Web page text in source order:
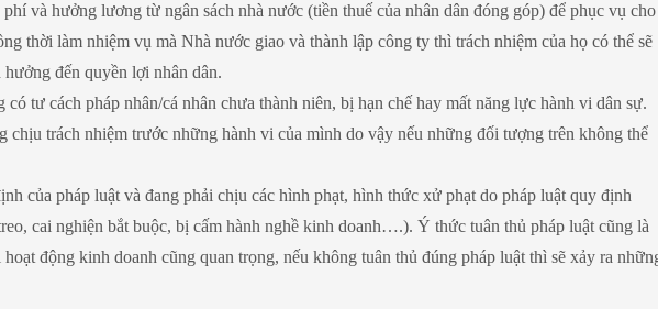
và hưởng lương từ ngân sách nhà nước (tiền thuế của nhân dân đóng góp) để phục vụ cho
thời làm nhiệm vụ mà Nhà nước giao và thành lập công ty thì trách nhiệm của họ có thể sẽ
đến quyền lợi nhân dân.
tư cách pháp nhân/cá nhân chưa thành niên, bị hạn chế hay mất năng lực hành vi dân sự.
chịu trách nhiệm trước những hành vi của mình do vậy nếu những đối tượng trên không thể
của pháp luật và đang phải chịu các hình phạt, hình thức xử phạt do pháp luật quy định
cai nghiện bắt buộc, bị cấm hành nghề kinh doanh….). Ý thức tuân thủ pháp luật cũng là
động kinh doanh cũng quan trọng, nếu không tuân thủ đúng pháp luật thì sẽ xảy ra